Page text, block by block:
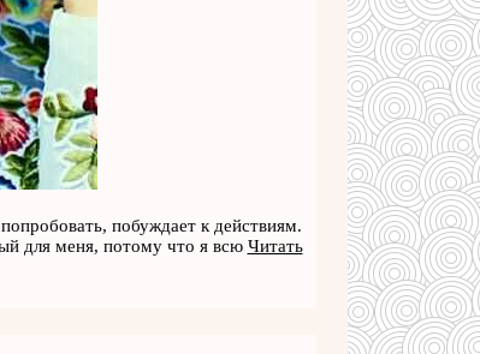
побуждает к действиям.
для меня, потому что я всю Читать